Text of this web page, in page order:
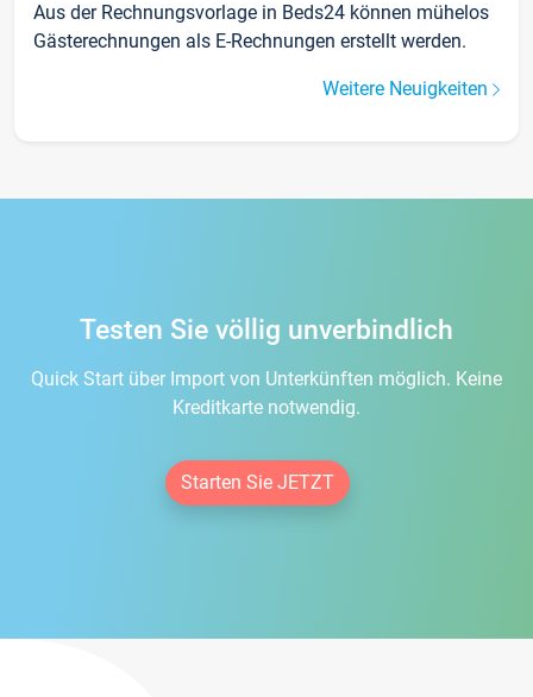
Aus der Rechnungsvorlage in Beds24 können mühelos
Gästerechnungen als E-Rechnungen erstellt werden.
Weitere Neuigkeiten
Testen Sie völlig unverbindlich
Quick Start über Import von Unterkünften möglich. Keine
Kreditkarte notwendig.
Starten Sie JETZT